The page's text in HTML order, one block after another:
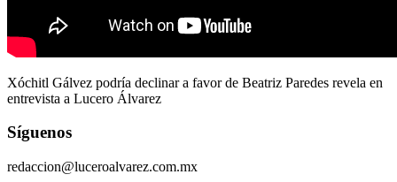
Xóchitl Gálvez podría declinar a favor de Beatriz Paredes revela en
entrevista a Lucero Álvarez
Síguenos
redaccion@luceroalvarez.com.mx